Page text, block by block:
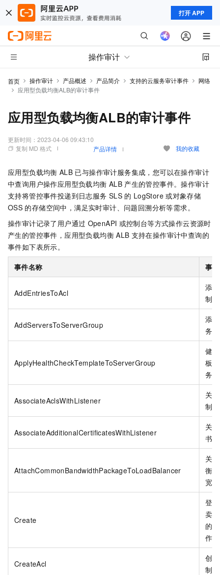
打开 APP
操作审计
首页 操作审计 产品概述 产品简介 支持的云服务审计事件
网络
应用型负载均衡ALB的审计事件
应用型负载均衡ALB的审计事件
更新时间： 2023-04-06 09:43:10
复制 MD 格式
产品详情 我的收藏
应用型负载均衡 ALB 已与操作审计服务集成，您可以在操作审计
中查询用户操作应用型负载均衡 ALB 产生的管控事件。操作审计
支持将管控事件投递到日志服务 SLS 的 LogStore 或对象存储
OSS 的存储空间中，满足实时审计、问题回溯分析等需求。
操作审计记录了用户通过 OpenAPI 或控制台等方式操作云资源时
产生的管控事件，应用型负载均衡 ALB 支持在操作审计中查询的
事件如下表所示。
事件名称 事
AddEntriesToAcl
添
制
AddServersToServerGroup
添
务
ApplyHealthCheckTemplateToServerGroup
健
板
务
AssociateAclsWithListener
关
制
AssociateAdditionalCertificatesWithListener
关
书
AttachCommonBandwidthPackageToLoadBalancer
关
衡
宽
Create
登
卖
的
作。
CreateAcl
创
制。